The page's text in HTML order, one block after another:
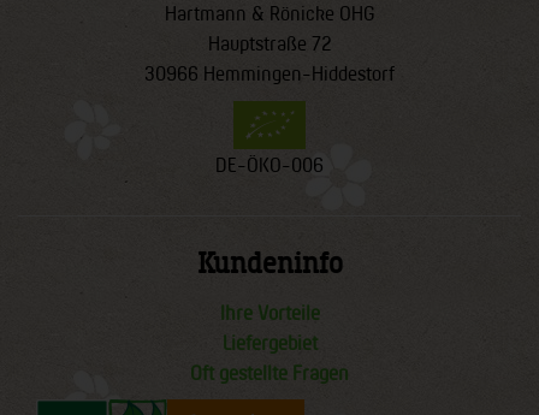
Hartmann & Rönicke OHG
Hauptstraße 72
30966 Hemmingen-Hiddestorf
DE-ÖKO-006
Kundeninfo
Ihre Vorteile
Liefergebiet
Oft gestellte Fragen